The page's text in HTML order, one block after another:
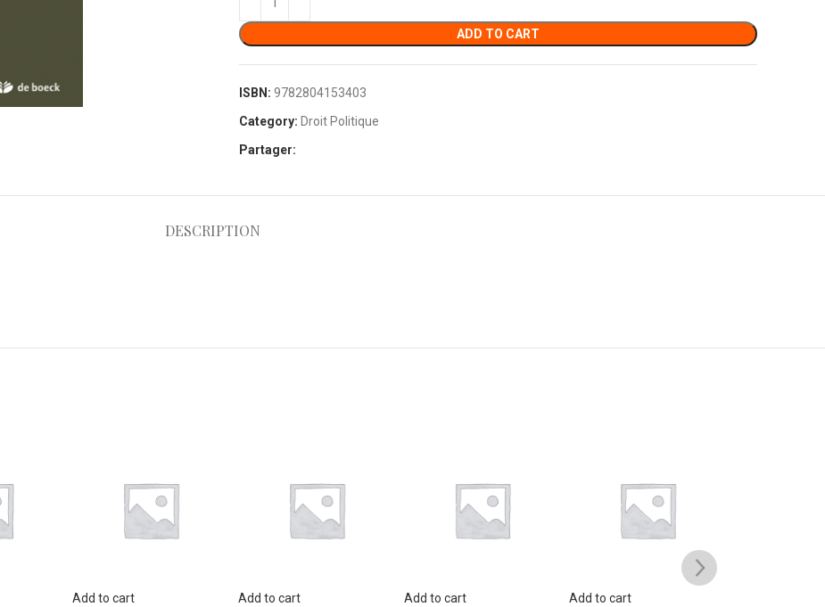
ADD TO CART
ISBN: 9782804153403
Category: Droit Politique
Partager:
DESCRIPTION
Add to cart Add to cart Add to cart Add to cart